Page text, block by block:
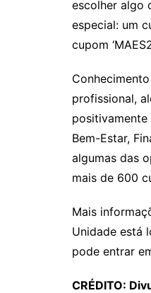
escolher algo
especial: um
cupom
profissional,
Bem-Estar,
algumas das
mais de 600
Mais
Unidade está
pode entrar
CRÉDITO: